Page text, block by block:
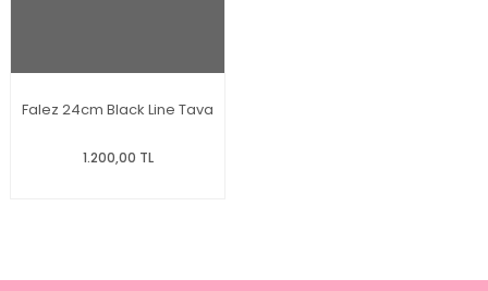
Falez 24cm Black Line Tava
1.200,00 TL